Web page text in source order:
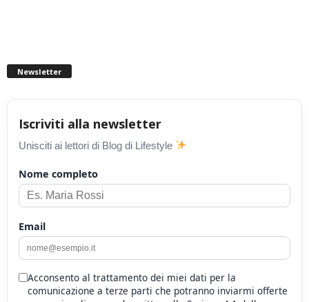
Newsletter
Iscriviti alla newsletter
Unisciti ai lettori di Blog di Lifestyle
Nome completo
Email
Acconsento al trattamento dei miei dati per la
comunicazione a terze parti che potranno inviarmi offerte